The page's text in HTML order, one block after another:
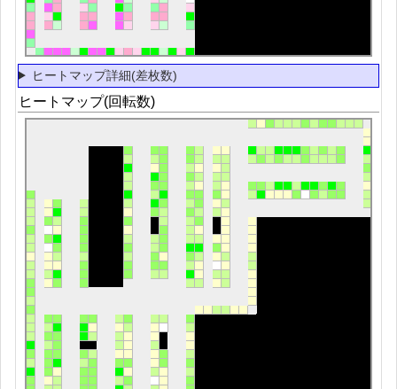
ヒートマップ詳細(差枚数)
ヒートマップ(回転数)